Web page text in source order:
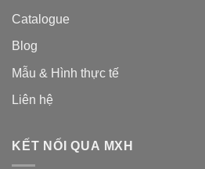
Catalogue
Blog
Mẫu & Hình thực tế
Liên hệ
KẾT NỐI QUA MXH